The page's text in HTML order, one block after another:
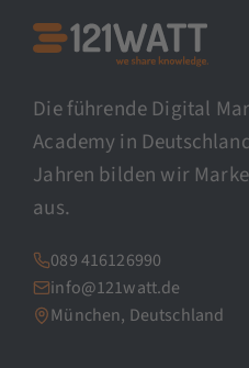
Die führende Digital
Academy in
Jahren bilden wir
aus.
089 416126990
info@121watt.de
München, Deutschland